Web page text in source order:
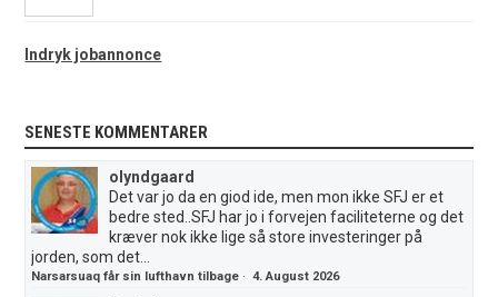
Indryk jobannonce
SENESTE KOMMENTARER
olyndgaard
Det var jo da en giod ide, men mon ikke SFJ er et
bedre sted..SFJ har jo i forvejen faciliteterne og det
kræver nok ikke lige så store investeringer på
jorden, som det...
Narsarsuaq får sin lufthavn tilbage ·4. August 2026